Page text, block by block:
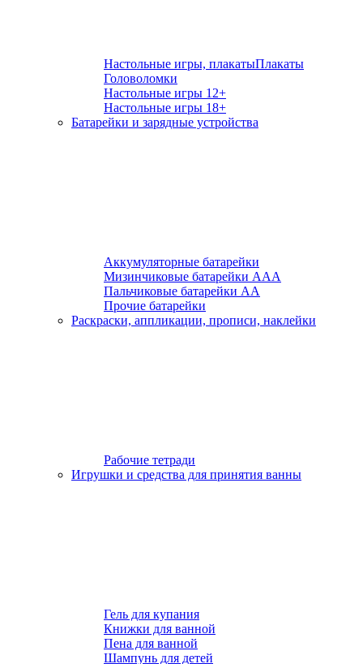
Настольные игры, плакатыПлакаты
Головоломки
Настольные игры 12+
Настольные игры 18+
Батарейки и зарядные устройства
Аккумуляторные батарейки
Мизинчиковые батарейки ААА
Пальчиковые батарейки АА
Прочие батарейки
Раскраски, аппликации, прописи, наклейки
Рабочие тетради
Игрушки и средства для принятия ванны
Гель для купания
Книжки для ванной
Пена для ванной
Шампунь для детей